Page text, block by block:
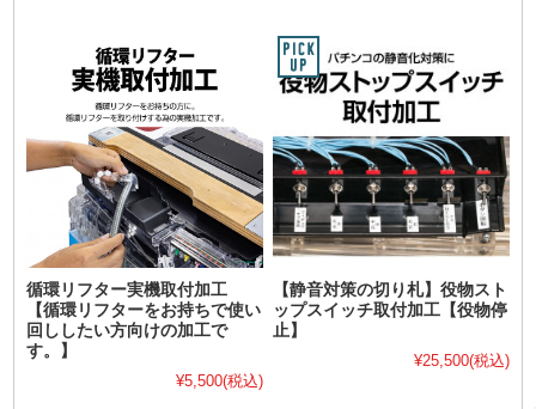
循環リフター実機取付加工
【循環リフターをお持ちで使い
回ししたい方向けの加工で
す。】
¥5,500(税込)
【静音対策の切り札】役物スト
ップスイッチ取付加工【役物停
止】
¥25,500(税込)